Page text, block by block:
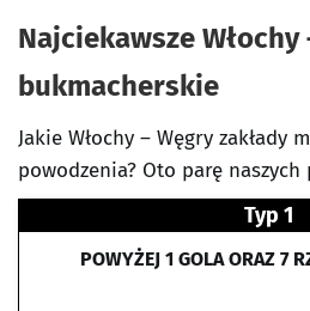
Najciekawsze
bukmacherskie
Jakie Włochy – Węgry zakłady
powodzenia? Oto parę naszych
Typ 1
POWYŻEJ 1 GOLA ORAZ 7